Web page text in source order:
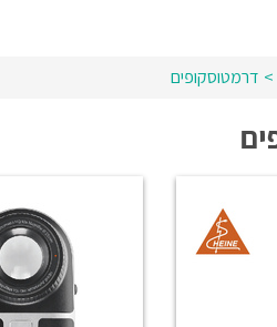
דרמטוסקופים